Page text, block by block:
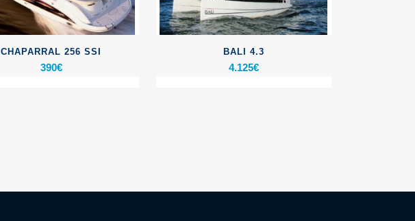
CHAPARRAL 256 SSI
390€
BALI 4.3
4.125€